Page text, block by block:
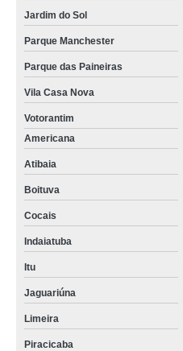
Jardim do Sol
Parque Manchester
Parque das Paineiras
Vila Casa Nova
Votorantim
Americana
Atibaia
Boituva
Cocais
Indaiatuba
Itu
Jaguariúna
Limeira
Piracicaba